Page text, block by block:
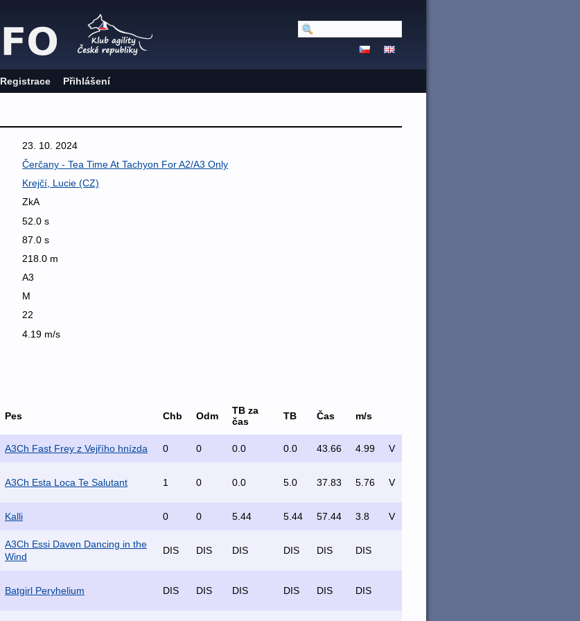
Registrace Přihlášení
23. 10. 2024
Čerčany - Tea Time At Tachyon For A2/A3 Only
Krejčí, Lucie (CZ)
ZkA
52.0 s
87.0 s
218.0 m
A3
M
22
4.19 m/s
Pes Chb Odm
TB za
čas
TB Čas m/s
A3Ch Fast Frey z Vejřího hnízda 0 0 0.0 0.0 43.66 4.99 V
A3Ch Esta Loca Te Salutant 1 0 0.0 5.0 37.83 5.76 V
Kalli 0 0 5.44 5.44 57.44 3.8 V
A3Ch Essi Daven Dancing in the
Wind
DIS DIS DIS DIS DIS DIS
Batgirl Peryhelium DIS DIS DIS DIS DIS DIS